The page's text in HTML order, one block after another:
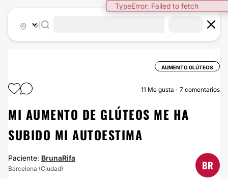
TypeError: Failed to fetch
AUMENTO GLÚTEOS
11 Me gusta 7 comentarios
MI AUMENTO DE GLÚTEOS ME HA
SUBIDO MI AUTOESTIMA
Paciente: BrunaRifa
Barcelona (Ciudad) BR